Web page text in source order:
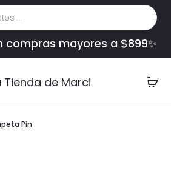
compras mayores a $899✨
Pin